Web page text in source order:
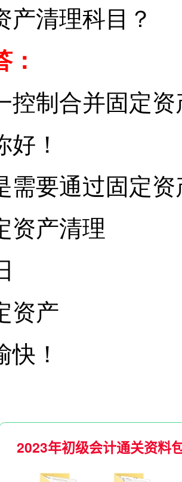
产清理科目？
：
控制合并固定
好！
需要通过固定
资产清理
资产
快！